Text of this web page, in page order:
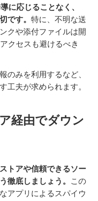
に応じることなく、
です。 特に、不明な送
クや添付ファイルは開
クセスも避けるべき
のみを利用するなど、
工夫が求められます。
経由でダウン
トアや信頼できるソー
徹底しましょう。
この
アプリによるスパイウ